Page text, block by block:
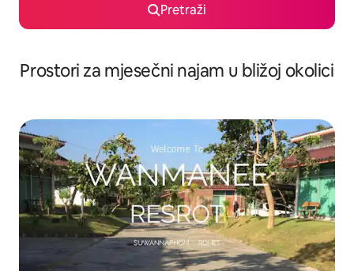
Pretraži
Prostori za mjesečni najam u bližoj okolici